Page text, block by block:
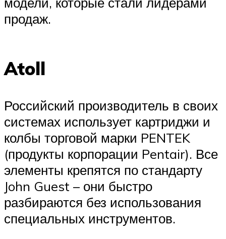
продаж.
Atoll
Российский производитель в своих
системах использует картриджи и
колбы торговой марки PENTEK
(продукты корпорации Pentair). Все
элементы крепятся по стандарту
John Guest – они быстро
разбираются без использования
специальных инструментов.